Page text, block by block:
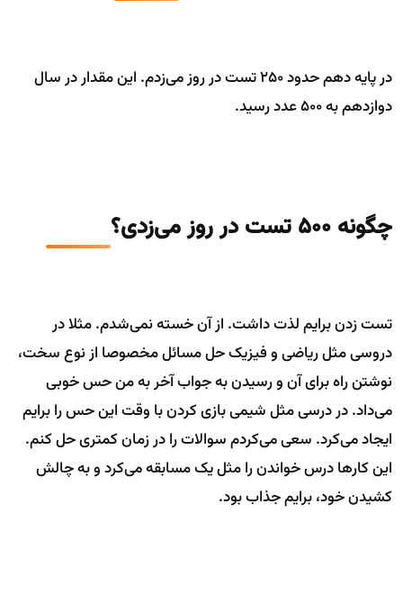
در پایه دهم حدود 250 تست در روز می‌زدم. این مقدار در سال
دوازدهم به 500 عدد رسید.
چگونه 500 تست در روز می‌زدی؟
تست زدن برایم لذت داشت. از آن خسته نمی‌شدم. مثلا در
دروسی مثل ریاضی و فیزیک حل مسائل مخصوصا از نوع سخت،
نوشتن راه برای آن و رسیدن به جواب آخر به من حس خوبی
می‌داد. در درسی مثل شیمی بازی کردن با وقت این حس را برایم
ایجاد می‌کرد. سعی می‌کردم سوالات را در زمان کمتری حل کنم.
این کارها درس خواندن را مثل یک مسابقه می‌کرد و به چالش
کشیدن خود، برایم جذاب بود.